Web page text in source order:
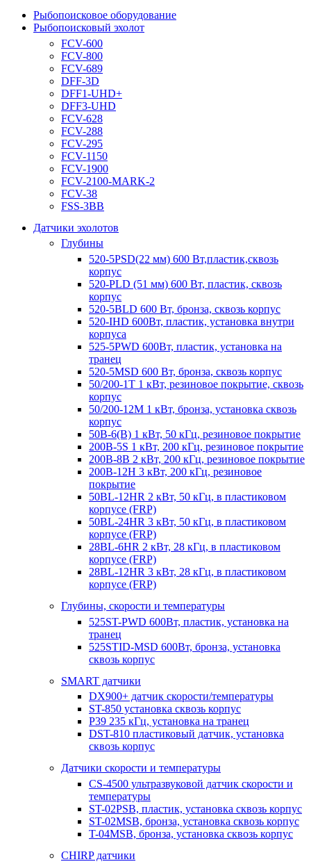
Рыбопоисковое оборудование
Рыбопоисковый эхолот
FCV-600
FCV-800
FCV-689
DFF-3D
DFF1-UHD+
DFF3-UHD
FCV-628
FCV-288
FCV-295
FCV-1150
FCV-1900
FCV-2100-MARK-2
FCV-38
FSS-3BB
Датчики эхолотов
Глубины
520-5PSD(22 мм) 600 Вт,пластик,сквозь
корпус
520-PLD (51 мм) 600 Вт, пластик, сквозь
корпус
520-5BLD 600 Вт, бронза, сквозь корпус
520-IHD 600Вт, пластик, установка внутри
корпуса
525-5PWD 600Вт, пластик, установка на
транец
520-5MSD 600 Вт, бронза, сквозь корпус
50/200-1T 1 кВт, резиновое покрытие, сквозь
корпус
50/200-12M 1 кВт, бронза, установка сквозь
корпус
50B-6(B) 1 кВт, 50 кГц, резиновое покрытие
200B-5S 1 кВт, 200 кГц, резиновое покрытие
200B-8B 2 кВт, 200 кГц, резиновое покрытие
200B-12H 3 кВт, 200 кГц, резиновое
покрытие
50BL-12HR 2 кВт, 50 кГц, в пластиковом
корпусе (FRP)
50BL-24HR 3 кВт, 50 кГц, в пластиковом
корпусе (FRP)
28BL-6HR 2 кВт, 28 кГц, в пластиковом
корпусе (FRP)
28BL-12HR 3 кВт, 28 кГц, в пластиковом
корпусе (FRP)
Глубины, скорости и температуры
525ST-PWD 600Вт, пластик, установка на
транец
525STID-MSD 600Вт, бронза, установка
сквозь корпус
SMART датчики
DX900+ датчик скорости/температуры
ST-850 установка сквозь корпус
P39 235 кГц, установка на транец
DST-810 пластиковый датчик, установка
сквозь корпус
Датчики скорости и температуры
CS-4500 ультразвуковой датчик скорости и
температуры
ST-02PSB, пластик, установка сквозь корпус
ST-02MSB, бронза, установка сквозь корпус
T-04MSB, бронза, установка сквозь корпус
CHIRP датчики